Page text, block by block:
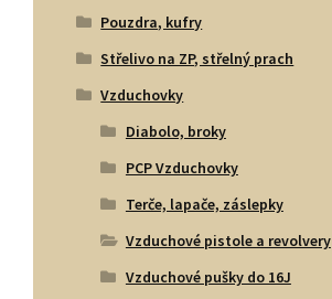
Pouzdra, kufry
Střelivo na ZP, střelný prach
Vzduchovky
Diabolo, broky
PCP Vzduchovky
Terče, lapače, záslepky
Vzduchové pistole a revolvery
Vzduchové pušky do 16J